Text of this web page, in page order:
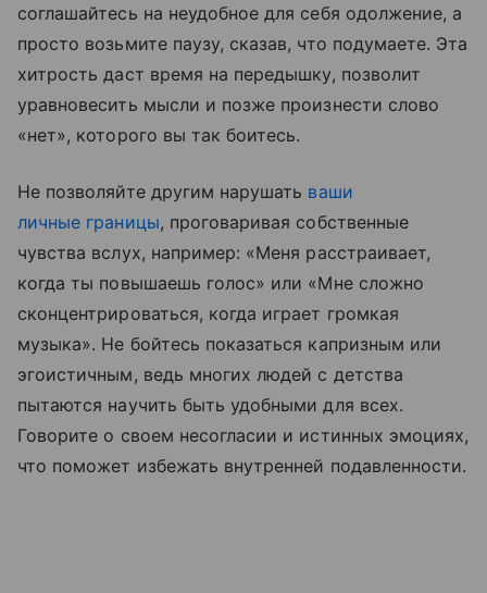
соглашайтесь на неудобное для себя одолжение, а
просто возьмите паузу, сказав, что подумаете. Эта
хитрость даст время на передышку, позволит
уравновесить мысли и позже произнести слово
«нет», которого вы так боитесь.
Не позволяйте другим нарушать ваши
личные границы, проговаривая собственные
чувства вслух, например: «Меня расстраивает,
когда ты повышаешь голос» или «Мне сложно
сконцентрироваться, когда играет громкая
музыка». Не бойтесь показаться капризным или
эгоистичным, ведь многих людей с детства
пытаются научить быть удобными для всех.
Говорите о своем несогласии и истинных эмоциях,
что поможет избежать внутренней подавленности.